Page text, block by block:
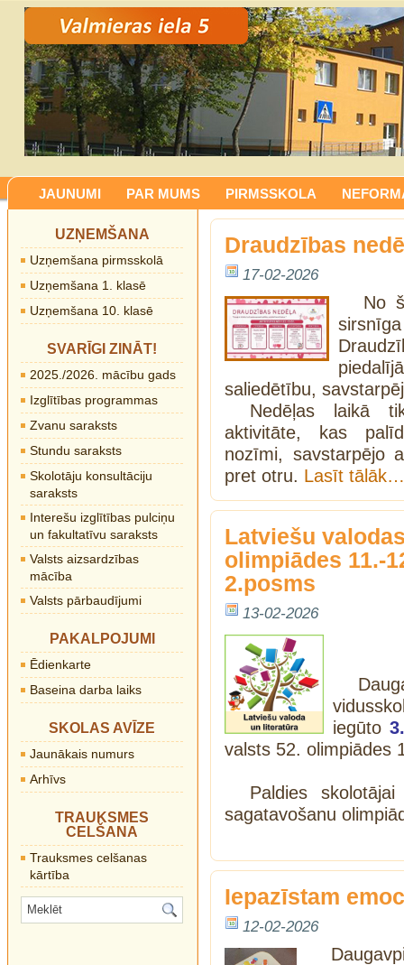
JAUNUMI PAR MUMS PIRMSSKOLA
UZŅEMŠANA
Uzņemšana pirmsskolā
Uzņemšana 1. klasē
Uzņemšana 10. klasē
SVARĪGI ZINĀT!
2025./2026. mācību gads
Izglītības programmas
Zvanu saraksts
Stundu saraksts
Skolotāju konsultāciju
saraksts
Interešu izglītības pulciņu
un fakultatīvu saraksts
Valsts aizsardzības
mācība
Valsts pārbaudījumi
PAKALPOJUMI
Ēdienkarte
Baseina darba laiks
SKOLAS AVĪZE
Jaunākais numurs
Arhīvs
TRAUKSMES
CELŠANA
Trauksmes celšanas
kārtība
Draudzības
17-02-2026
No
saliedētību,
Nedēļas laikā
aktivitāte, kas
nozīmi, savstarpējo
pret otru. Lasīt tālāk…
Latviešu
olimpiādes 11.-
2.posms
13-02-2026
iegūto
valsts 52. olimpiādes
Paldies
sagatavošanu
Iepazīstam
12-02-2026